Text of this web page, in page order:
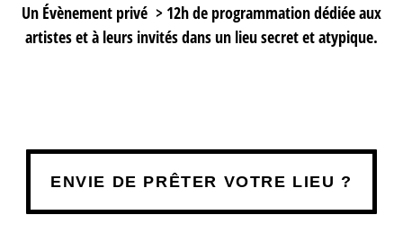
Un Évènement privé > 12h de programmation dédiée aux
artistes et à leurs invités dans un lieu secret et atypique.
ENVIE DE PRÊTER VOTRE LIEU ?